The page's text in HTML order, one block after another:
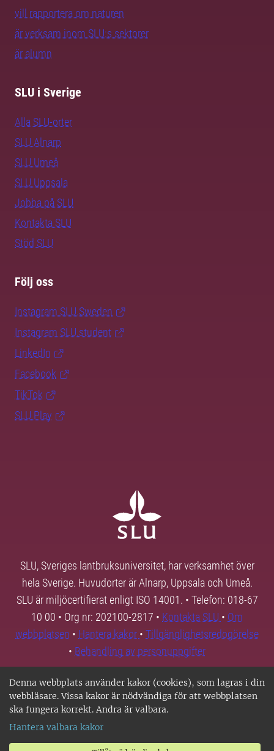
Denna webbplats använder kakor (cookies), som lagras i din
webbläsare. Vissa kakor är nödvändiga för att webbplatsen
ska fungera korrekt. Andra är valbara.
Hantera valbara kakor
vill rapportera om naturen
är verksam inom SLU:s sektorer
är alumn
SLU i Sverige
Alla SLU-orter
SLU Alnarp
SLU Umeå
SLU Uppsala
Jobba på SLU
Kontakta SLU
Stöd SLU
Följ oss
Instagram SLU.Sweden
Instagram SLU.student
LinkedIn
Facebook
TikTok
SLU Play
SLU, Sveriges lantbruksuniversitet, har verksamhet över
hela Sverige. Huvudorter är Alnarp, Uppsala och Umeå.
SLU är miljöcertifierat enligt ISO 14001. • Telefon: 018-67
10 00 • Org nr: 202100-2817 • Kontakta SLU • Om
webbplatsen • Hantera kakor • Tillgänglighetsredogörelse
• Behandling av personuppgifter